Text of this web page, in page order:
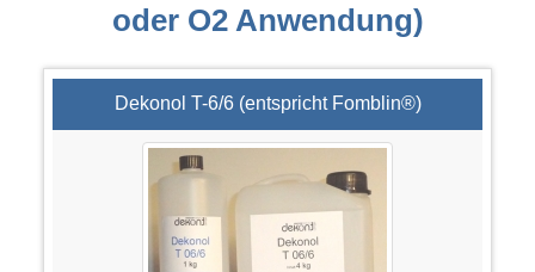
oder O2 Anwendung)
Dekonol T-6/6 (entspricht Fomblin®)